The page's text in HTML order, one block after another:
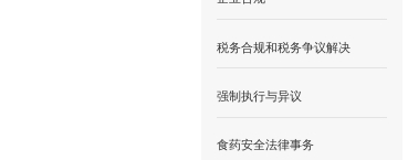
税务合规和税务争议解决
强制执行与异议
食药安全法律事务